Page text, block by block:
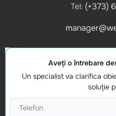
Tel: (+373)
Politica de
Aveţi o întrebare
Un specialist va clarifica
soluţie